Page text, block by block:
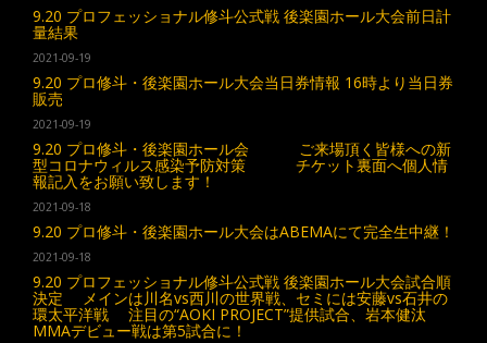
9.20 プロフェッショナル修斗公式戦 後楽園ホール大会前日計
量結果
2021-09-19
9.20 プロ修斗・後楽園ホール大会当日券情報 16時より当日券
販売
2021-09-19
9.20 プロ修斗・後楽園ホール会 ご来場頂く皆様への新
型コロナウィルス感染予防対策 チケット裏面へ個人情
報記入をお願い致します！
2021-09-18
9.20 プロ修斗・後楽園ホール大会はABEMAにて完全生中継！
2021-09-18
9.20 プロフェッショナル修斗公式戦 後楽園ホール大会試合順
決定 メインは川名vs西川の世界戦、セミには安藤vs石井の
環太平洋戦 注目の“AOKI PROJECT”提供試合、岩本健汰
MMAデビュー戦は第5試合に！